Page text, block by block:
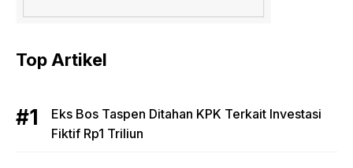
Top Artikel
Eks Bos Taspen Ditahan KPK Terkait Investasi
Fiktif Rp1 Triliun